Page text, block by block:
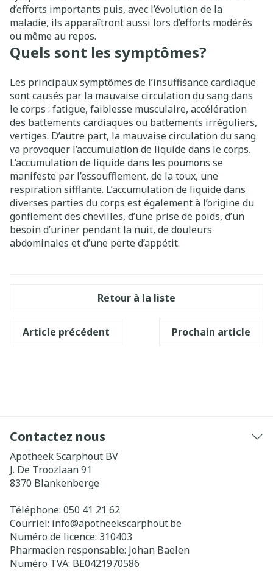
d’efforts importants puis, avec l’évolution de la
maladie, ils apparaîtront aussi lors d’efforts modérés
ou même au repos.
Quels sont les symptômes?
Les principaux symptômes de l’insuffisance cardiaque
sont causés par la mauvaise circulation du sang dans
le corps : fatigue, faiblesse musculaire, accélération
des battements cardiaques ou battements irréguliers,
vertiges. D’autre part, la mauvaise circulation du sang
va provoquer l’accumulation de liquide dans le corps.
L’accumulation de liquide dans les poumons se
manifeste par l’essoufflement, de la toux, une
respiration sifflante. L’accumulation de liquide dans
diverses parties du corps est également à l’origine du
gonflement des chevilles, d’une prise de poids, d’un
besoin d’uriner pendant la nuit, de douleurs
abdominales et d’une perte d’appétit.
Retour à la liste
Article précédent Prochain article
Contactez nous
Apotheek Scarphout BV
J. De Troozlaan 91
8370 Blankenberge
Téléphone: 050 41 21 62
Courriel: info@apotheekscarphout.be
Numéro de licence: 310403
Pharmacien responsable: Johan Baelen
Numéro TVA: BE0421970586